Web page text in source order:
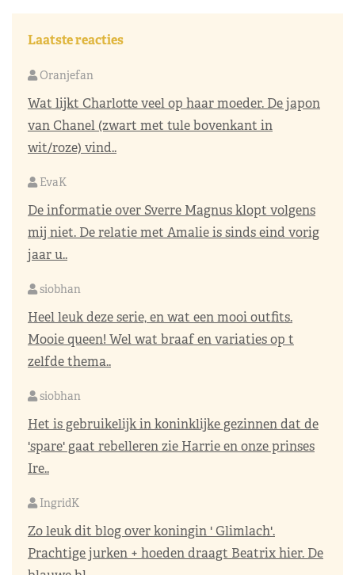
Laatste reacties
Oranjefan
Wat lijkt Charlotte veel op haar moeder. De japon
van Chanel (zwart met tule bovenkant in
wit/roze) vind..
EvaK
De informatie over Sverre Magnus klopt volgens
mij niet. De relatie met Amalie is sinds eind vorig
jaar u..
siobhan
Heel leuk deze serie, en wat een mooi outfits.
Mooie queen! Wel wat braaf en variaties op t
zelfde thema..
siobhan
Het is gebruikelijk in koninklijke gezinnen dat de
'spare' gaat rebelleren zie Harrie en onze prinses
Ire..
IngridK
Zo leuk dit blog over koningin ' Glimlach'.
Prachtige jurken + hoeden draagt Beatrix hier. De